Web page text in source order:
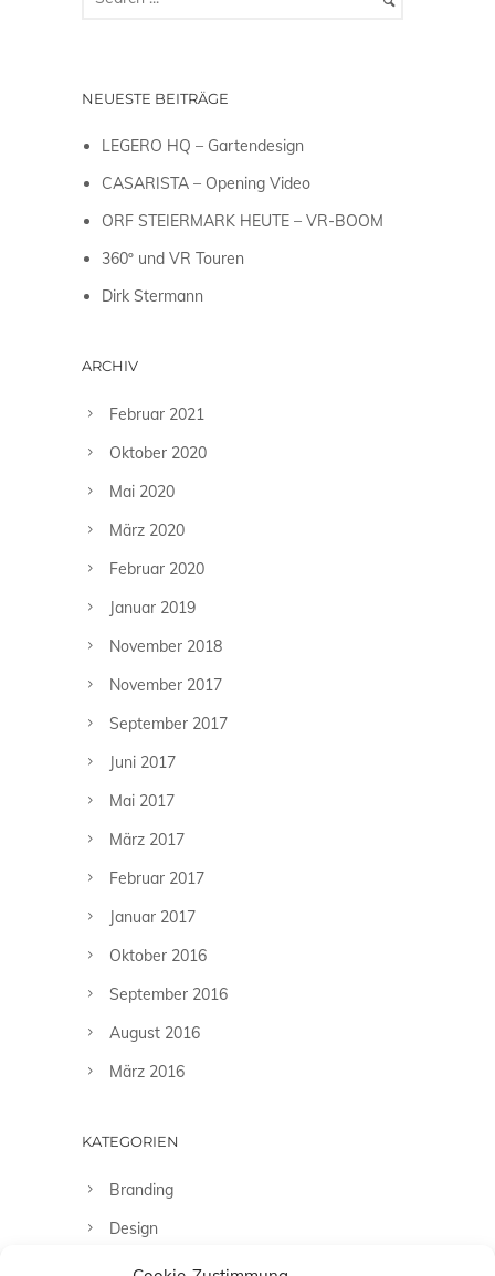
NEUESTE BEITRÄGE
LEGERO HQ – Gartendesign
CASARISTA – Opening Video
ORF STEIERMARK HEUTE – VR-BOOM
360º und VR Touren
Dirk Stermann
ARCHIV
Februar 2021
Oktober 2020
Mai 2020
März 2020
Februar 2020
Januar 2019
November 2018
November 2017
September 2017
Juni 2017
Mai 2017
März 2017
Februar 2017
Januar 2017
Oktober 2016
September 2016
August 2016
März 2016
KATEGORIEN
Branding
Design
Fashion